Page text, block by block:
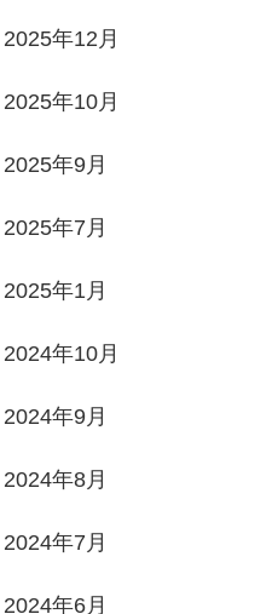
2025年12月
2025年10月
2025年9月
2025年7月
2025年1月
2024年10月
2024年9月
2024年8月
2024年7月
2024年6月